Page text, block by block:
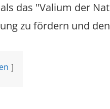
das "Valium der
zu fördern und den